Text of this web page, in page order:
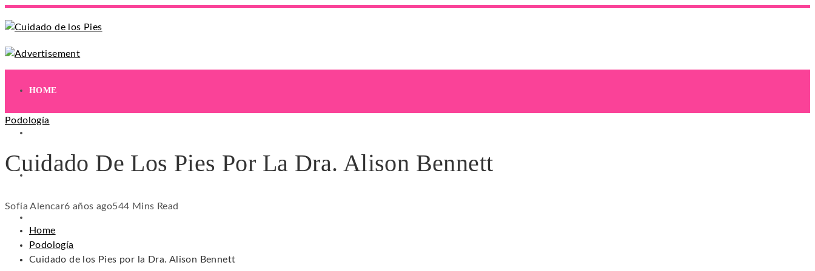
HOME
REMEDIOS NATURALES
Podología
Cuidado De Los Pies Por La Dra. Alison Bennett
Sofía Alencar6 años ago544 Mins Read
Home
Podología
Cuidado de los Pies por la Dra. Alison Bennett